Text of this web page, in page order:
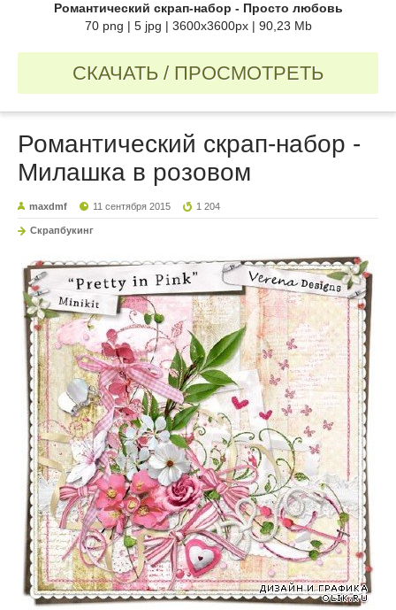
Романтический скрап-набор - Просто любовь
70 png | 5 jpg | 3600x3600px | 90,23 Mb
СКАЧАТЬ / ПРОСМОТРЕТЬ
Романтический скрап-набор -
Милашка в розовом
maxdmf 11 сентября 2015 1 204
Скрапбукинг